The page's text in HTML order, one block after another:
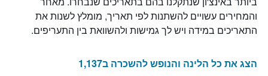
שנותרו
עד
למועד
השהות
כולל
והמחירים עשויים להשתנות לפי תאריך, מומלץ לשנות את
התאריכים במידה ויש לך גמישות ולהשוואת בין התעריפים.
הצג את כל הלינה והנופש להשכרה ב1,137